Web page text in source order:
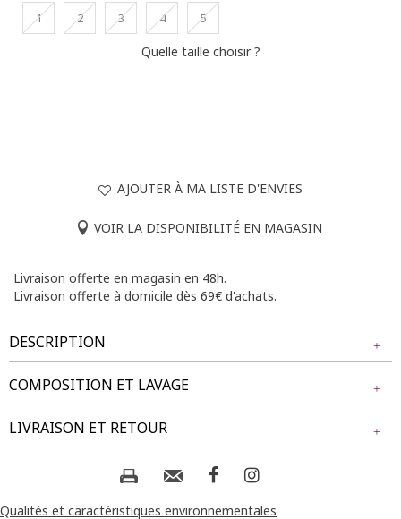
1 2 3 4 5
Quelle taille choisir ?
AJOUTER À MA LISTE D'ENVIES
VOIR LA DISPONIBILITÉ EN MAGASIN
Livraison offerte en magasin en 48h.
Livraison offerte à domicile dès 69€ d'achats.
DESCRIPTION
T-shirt imprimé à manches longues et col en V. Coupe droite.
Manches longues légèrement transparentes avec poignets
élastiqués. Collier intégré pouvant s'enlever. Imprimé à motif
végétal sur l’ensemble. Fronces latérales réglables par lien à
nouer à la base. Longueur standard.
COMPOSITION ET LAVAGE
Tissu principal : 94% POLYESTER, 6% ELASTHANE
Manches : 100% POLYESTER
Composition et lavage :
LIVRAISON ET RETOUR
NOS MODES DE LIVRAISON
Livraison Magasin :
Qualités et caractéristiques environnementales